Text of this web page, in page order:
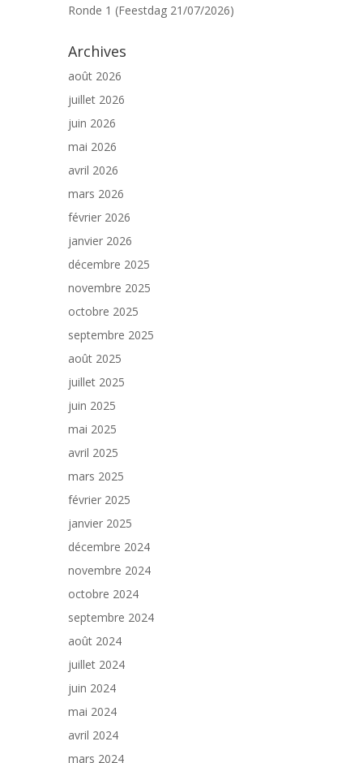
Ronde 1 (Feestdag 21/07/2026)
Archives
août 2026
juillet 2026
juin 2026
mai 2026
avril 2026
mars 2026
février 2026
janvier 2026
décembre 2025
novembre 2025
octobre 2025
septembre 2025
août 2025
juillet 2025
juin 2025
mai 2025
avril 2025
mars 2025
février 2025
janvier 2025
décembre 2024
novembre 2024
octobre 2024
septembre 2024
août 2024
juillet 2024
juin 2024
mai 2024
avril 2024
mars 2024